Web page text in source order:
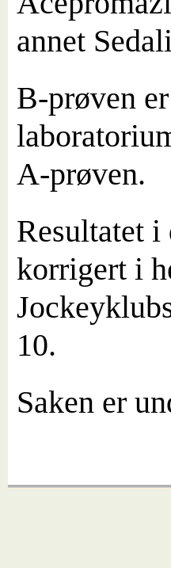
annet
B-prøven
A-prøven.
Resultatet
korrigert i
10.
Saken er